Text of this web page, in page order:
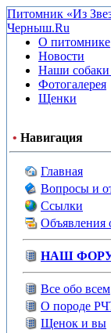
Питомник «Из
Черныш.Ru
О питомнике
Новости
Наши
Фотогалерея
Щенки
• Навигация
Главная
Вопросы и
Ссылки
Объявления
НАШ
Все обо всем
О породе
Щенок и вы